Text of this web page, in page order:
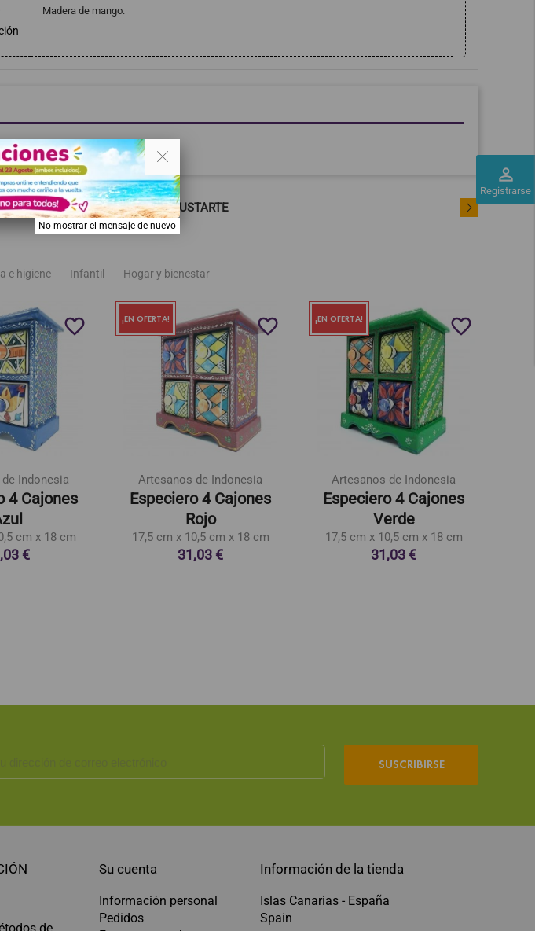
perm_identity
Registrarse
Madera de mango.
dejar una opinión
MARCA TAMBIÉN PODRÍA GUSTARTE
e higiene Infantil Hogar y bienestar
Indonesia
4 Cajones
cm x 18 cm
€
favorite_border ¡EN OFERTA!
Artesanos de Indonesia
Especiero 4 Cajones
Rojo
17,5 cm x 10,5 cm x 18 cm
31,03 €
favorite_border ¡EN OFERTA!
Artesanos de Indonesia
Especiero 4 Cajones
Verde
17,5 cm x 10,5 cm x 18 cm
31,03 €
favorite_border
SUSCRIBIRSE
Su cuenta
Información personal
Pedidos
Información de la tienda
Islas Canarias - España
Spain
.
No mostrar el mensaje de nuevo